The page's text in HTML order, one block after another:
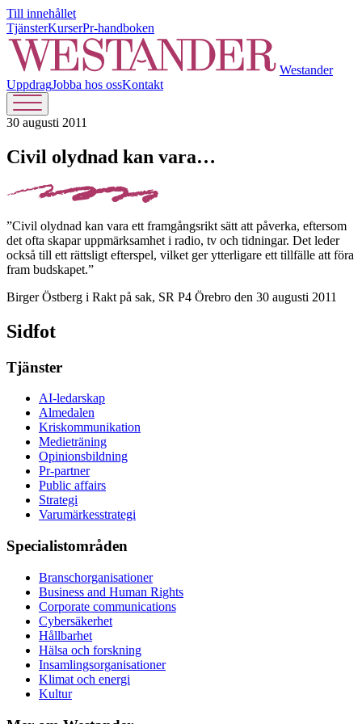
Till innehållet
TjänsterKurserPr-handboken
Westander
UppdragJobba hos ossKontakt
30 augusti 2011
Civil olydnad kan vara…
”Civil olydnad kan vara ett framgångsrikt sätt att påverka, eftersom
det ofta skapar uppmärksamhet i radio, tv och tidningar. Det leder
också till ett rättsligt efterspel, vilket ger ytterligare ett tillfälle att föra
fram budskapet.”
Birger Östberg i Rakt på sak, SR P4 Örebro den 30 augusti 2011
Sidfot
Tjänster
AI-ledarskap
Almedalen
Kris­kommunikation
Medieträning
Opinionsbildning
Pr-partner
Public affairs
Strategi
Varumärkesstrategi
Specialistområden
Branschorganisationer
Business and Human Rights
Corporate communications
Cybersäkerhet
Hållbarhet
Hälsa och forskning
Insamlingsorganisationer
Klimat och energi
Kultur